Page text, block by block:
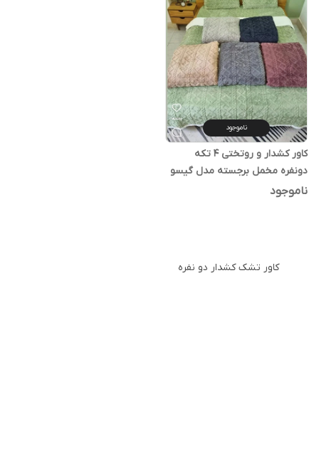
ناموجود
کاور کشدار و روتختی 4 تکه
دونفره مخمل برجسته مدل گیسو
همراه با روبالش برند خوشنام
ناموجود
کاور تشک کشدار دو نفره